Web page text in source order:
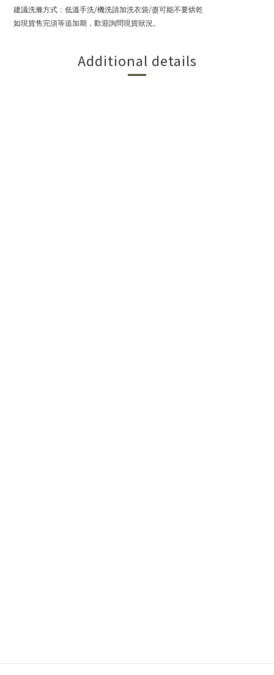
建議洗滌方式：低溫手洗/機洗請加洗衣袋/盡可能不要烘乾
如現貨售完須等追加期，歡迎詢問現貨狀況。
Additional details